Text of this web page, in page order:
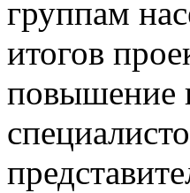
группам
итогов
повышение